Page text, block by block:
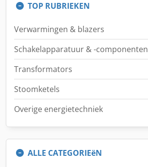
TOP RUBRIEKEN
Verwarmingen & blazers
Schakelapparatuur & -componenten
Transformators
Stoomketels
Overige energietechniek
ALLE CATEGORIEëN